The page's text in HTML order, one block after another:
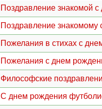
Поздравление знакомой
Поздравление знакомому
Пожелания в стихах с
Пожелания с днем
Философские
С днем рождения